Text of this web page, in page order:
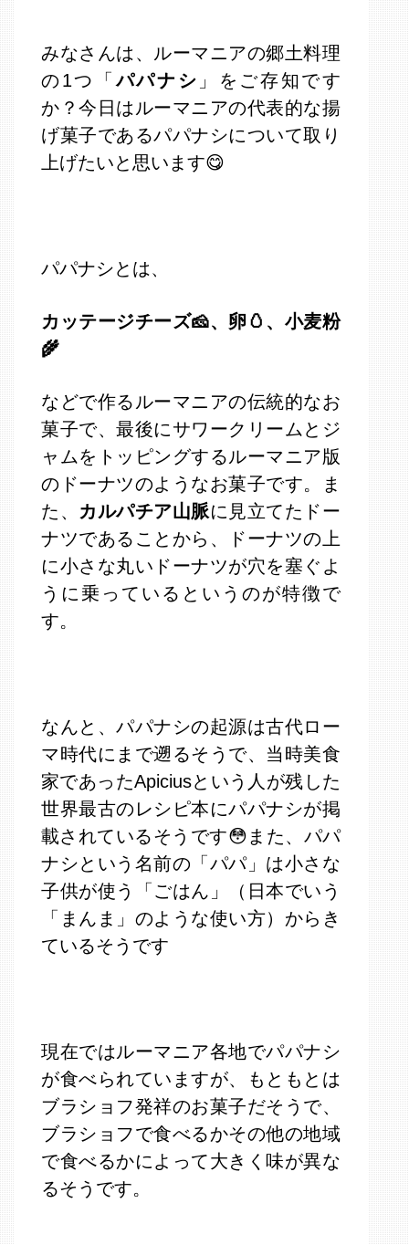
みなさんは、ルーマニアの郷土料理
の1つ「パパナシ 」をご存知です
か？今日はルーマニアの代表的な揚
げ菓子であるパパナシについて取り
上げたいと思います😋
パパナシとは、
カッテージチーズ🧀、卵🥚、小麦粉
🌾
などで作るルーマニアの伝統的なお
菓子で、最後にサワークリームとジ
ャムをトッピングするルーマニア版
のドーナツのようなお菓子です。ま
た、 カルパチア山脈に見立てたドー
ナツであることから、ドーナツの上
に小さな丸いドーナツが穴を塞ぐよ
うに乗っているというのが特徴で
す。
なんと、パパナシの起源は古代ロー
マ時代にまで遡るそうで、当時美食
家であったApiciusという人が残した
世界最古のレシピ本にパパナシが掲
載されているそうです😳また、パパ
ナシという名前の「パパ」は小さな
子供が使う「ごはん」（日本でいう
「まんま」のような使い方）からき
ているそうです
現在ではルーマニア各地でパパナシ
が食べられていますが、もともとは
ブラショフ発祥のお菓子だそうで、
ブラショフで食べるかその他の地域
で食べるかによって大きく味が異な
るそうです。